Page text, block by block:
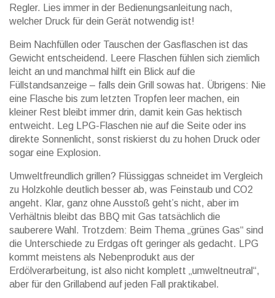
Regler. Lies immer in der Bedienungsanleitung nach,
welcher Druck für dein Gerät notwendig ist!
Beim Nachfüllen oder Tauschen der Gasflaschen ist das
Gewicht entscheidend. Leere Flaschen fühlen sich ziemlich
leicht an und manchmal hilft ein Blick auf die
Füllstandsanzeige – falls dein Grill sowas hat. Übrigens: Nie
eine Flasche bis zum letzten Tropfen leer machen, ein
kleiner Rest bleibt immer drin, damit kein Gas hektisch
entweicht. Leg LPG-Flaschen nie auf die Seite oder ins
direkte Sonnenlicht, sonst riskierst du zu hohen Druck oder
sogar eine Explosion.
Umweltfreundlich grillen? Flüssiggas schneidet im Vergleich
zu Holzkohle deutlich besser ab, was Feinstaub und CO2
angeht. Klar, ganz ohne Ausstoß geht’s nicht, aber im
Verhältnis bleibt das BBQ mit Gas tatsächlich die
sauberere Wahl. Trotzdem: Beim Thema „grünes Gas“ sind
die Unterschiede zu Erdgas oft geringer als gedacht. LPG
kommt meistens als Nebenprodukt aus der
Erdölverarbeitung, ist also nicht komplett „umweltneutral“,
aber für den Grillabend auf jeden Fall praktikabel.